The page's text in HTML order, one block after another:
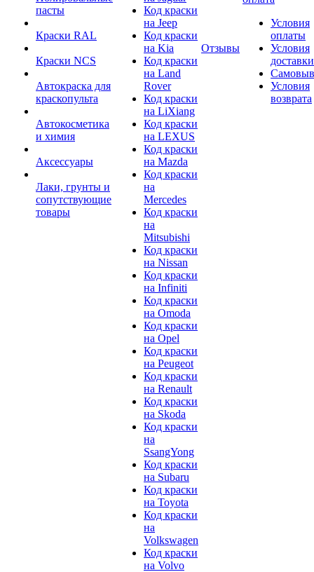
пасты
Краски RAL
Краски NCS
Автокраска для
краскопульта
Автокосметика
и химия
Аксессуары
Лаки, грунты и
сопутствующие
товары
Код краски
на Jeep
Код краски
на Kia
Код краски
на Land
Rover
Код краски
на LiXiang
Код краски
на LEXUS
Код краски
на Mazda
Код краски
на
Mercedes
Код краски
на
Mitsubishi
Код краски
на Nissan
Код краски
на Infiniti
Код краски
на Omoda
Код краски
на Opel
Код краски
на Peugeot
Код краски
на Renault
Код краски
на Skoda
Код краски
на
SsangYong
Код краски
на Subaru
Код краски
на Toyota
Код краски
на
Volkswagen
Код краски
на Volvo
Отзывы
Условия
оплаты
Условия
доставки
Условия
возврата